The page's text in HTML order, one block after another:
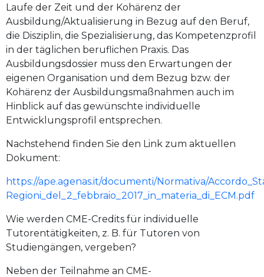
Laufe der Zeit und der Kohärenz der
Ausbildung/Aktualisierung in Bezug auf den Beruf,
die Disziplin, die Spezialisierung, das Kompetenzprofil
in der täglichen beruflichen Praxis. Das
Ausbildungsdossier muss den Erwartungen der
eigenen Organisation und dem Bezug bzw. der
Kohärenz der Ausbildungsmaßnahmen auch im
Hinblick auf das gewünschte individuelle
Entwicklungsprofil entsprechen.
Nachstehend finden Sie den Link zum aktuellen
Dokument:
https://ape.agenas.it/documenti/Normativa/
Regioni_del_2_febbraio_2017_in_materia_di_ECM.pdf
Wie werden CME-Credits für individuelle
Tutorentätigkeiten, z. B. für Tutoren von
Studiengängen, vergeben?
Neben der Teilnahme an CME-